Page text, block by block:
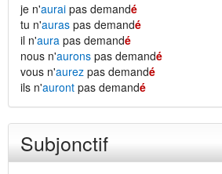
je n'aurai pas demandé
tu n'auras pas demandé
il n'aura pas demandé
nous n'aurons pas demandé
vous n'aurez pas demandé
ils n'auront pas demandé
Subjonctif